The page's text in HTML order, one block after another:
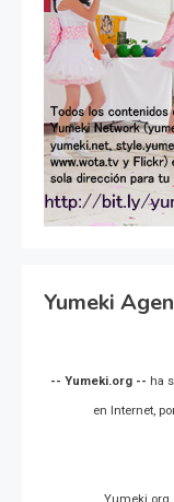
Yumeki
-- Yumeki.org -- ha
en Internet,
Yumeki.org,